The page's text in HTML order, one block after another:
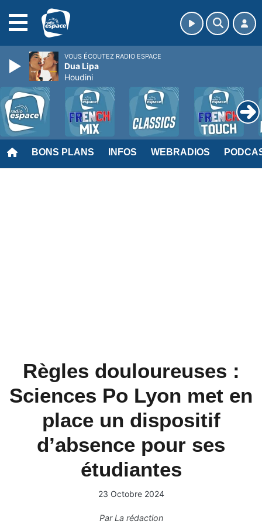
BONS PLANS INFOS WEBRADIOS
Règles douloureuses :
Sciences Po Lyon met en
place un dispositif
d’absence pour ses
étudiantes
23 Octobre 2024
ParLa rédaction
VOUS ÉCOUTEZ RADIO ESPACE
Dua Lipa
Houdini